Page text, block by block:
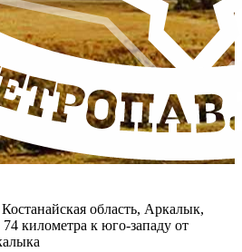
область, Аркалык,
километра к юго-западу от